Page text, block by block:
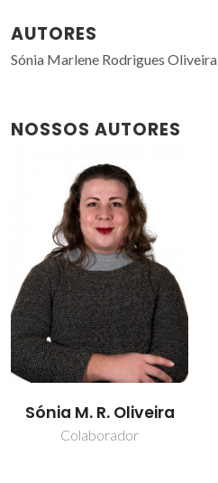
AUTORES
Sónia Marlene Rodrigues Oliveira
NOSSOS AUTORES
Sónia M. R. Oliveira
Colaborador